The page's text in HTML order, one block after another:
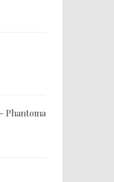
Phantoma